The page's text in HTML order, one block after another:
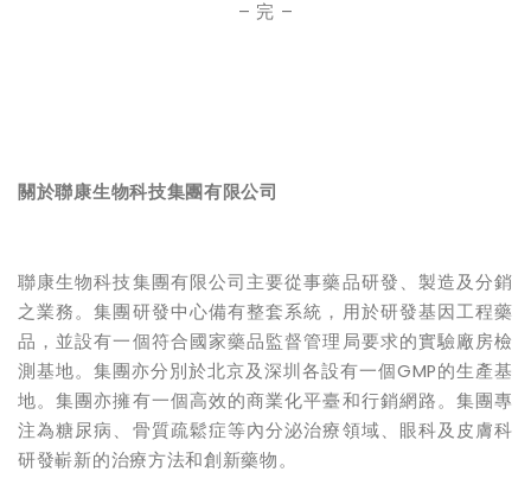
– 完 –
關於聯康生物科技集團有限公司
聯康生物科技集團有限公司主要從事藥品研發、製造及分銷
之業務。集團研發中心備有整套系統，用於研發基因工程藥
品，並設有一個符合國家藥品監督管理局要求的實驗廠房檢
測基地。集團亦分別於北京及深圳各設有一個GMP的生產基
地。集團亦擁有一個高效的商業化平臺和行銷網路。集團專
注為糖尿病、骨質疏鬆症等內分泌治療領域、眼科及皮膚科
研發嶄新的治療方法和創新藥物。